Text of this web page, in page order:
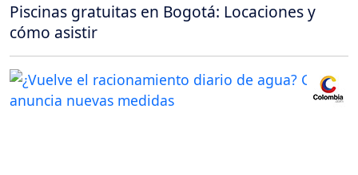
Piscinas gratuitas en Bogotá: Locaciones y
cómo asistir